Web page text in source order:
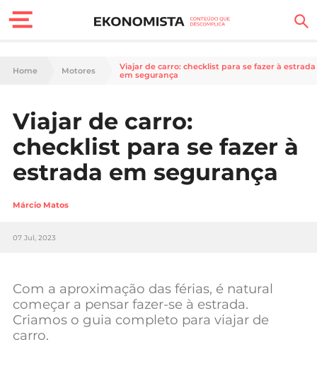
Finanças Pessoais
Carreira
Casa
Lifestyle
Sociedade
Negócios
Mundial 2026
Home Motores
Viajar de carro: checklist para se fazer à estrada
em segurança
Viajar de carro:
checklist para se fazer à
estrada em segurança
Márcio Matos
07 Jul, 2023
Com a aproximação das férias, é natural
começar a pensar fazer-se à estrada.
Criamos o guia completo para viajar de
carro.